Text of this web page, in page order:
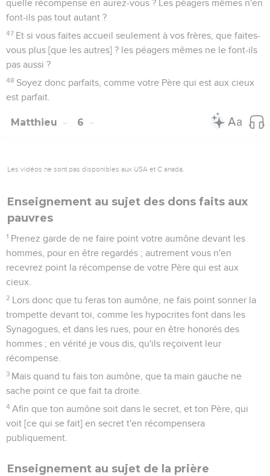
quelle récompense en aurez-vous ? Les péagers mêmes n'en
font-ils pas tout autant ?
47 Et si vous faites accueil seulement à vos frères, que faites-
vous plus [que les autres] ? les péagers mêmes ne le font-ils
pas aussi ?
48 Soyez donc parfaits, comme votre Père qui est aux cieux
est parfait.
Matthieu 6
Les vidéos ne sont pas disponibles aux USA et C anada.
Enseignement au sujet des dons faits aux
pauvres
1 Prenez garde de ne faire point votre aumône devant les
hommes, pour en être regardés ; autrement vous n'en
recevrez point la récompense de votre Père qui est aux
cieux.
2 Lors donc que tu feras ton aumône, ne fais point sonner la
trompette devant toi, comme les hypocrites font dans les
Synagogues, et dans les rues, pour en être honorés des
hommes ; en vérité je vous dis, qu'ils reçoivent leur
récompense.
3 Mais quand tu fais ton aumône, que ta main gauche ne
sache point ce que fait ta droite.
4 Afin que ton aumône soit dans le secret, et ton Père, qui
voit [ce qui se fait] en secret t'en récompensera
publiquement.
Enseignement au sujet de la prière